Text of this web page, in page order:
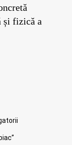
și fizică a